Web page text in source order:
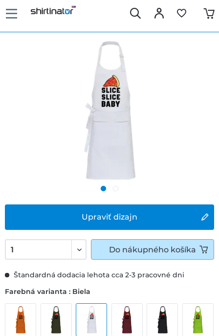
Upraviť dizajn
Štandardná dodacia lehota cca 2-3 pracovné dni
Farebná varianta : Biela
Do nákupného košíka